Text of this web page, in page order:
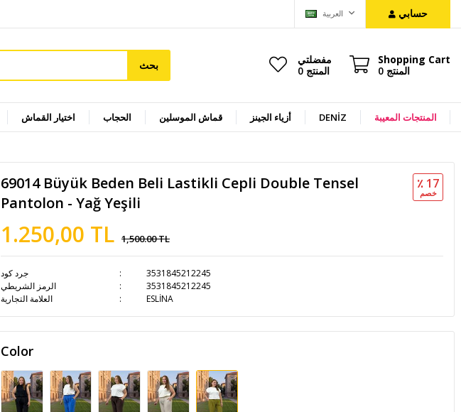
حسابي
بحث
مفضلتي
0 المنتج
Shopping Cart
0 المنتج
اختيار القماش الحجاب قماش الموسلين أزياء الجينز DENİZ المنتجات المعيبة
69014 Büyük Beden Beli Lastikli Cepli Double Tensel
Pantolon - Yağ Yeşili
1.250,00 TL 1,500.00 TL
٪ 17
خصم
جرد كود
3531845212245
الرمز الشريطي
3531845212245
العلامة التجارية
ESLİNA
Color